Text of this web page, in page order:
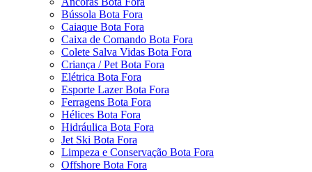
Bússola Bota Fora
Caiaque Bota Fora
Caixa de Comando Bota Fora
Colete Salva Vidas Bota Fora
Criança / Pet Bota Fora
Elétrica Bota Fora
Esporte Lazer Bota Fora
Ferragens Bota Fora
Hélices Bota Fora
Hidráulica Bota Fora
Jet Ski Bota Fora
Limpeza e Conservação Bota Fora
Offshore Bota Fora